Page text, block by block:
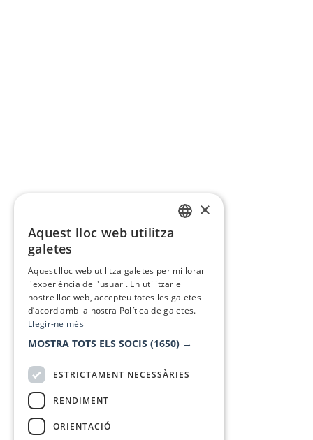
×
Aquest lloc web utilitza
galetes
Aquest lloc web utilitza galetes per millorar
l'experiència de l'usuari. En utilitzar el
nostre lloc web, accepteu totes les galetes
d’acord amb la nostra Política de galetes.
Llegir-ne més
MOSTRA TOTS ELS SOCIS (1650) →
ESTRICTAMENT NECESSÀRIES
RENDIMENT
ORIENTACIÓ